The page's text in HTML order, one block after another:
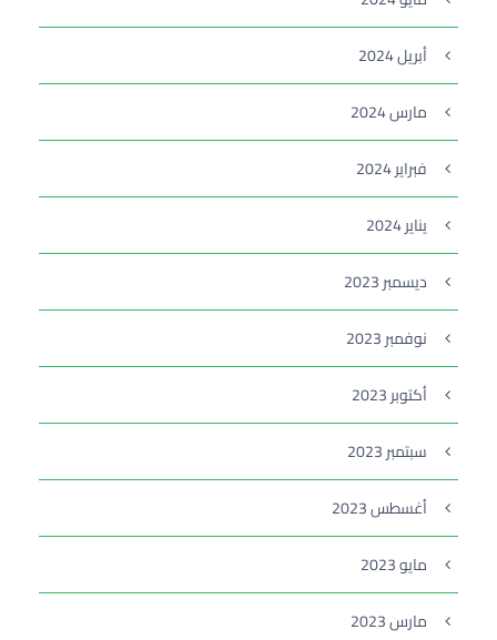
أبريل 2024
مارس 2024
فبراير 2024
يناير 2024
ديسمبر 2023
نوفمبر 2023
أكتوبر 2023
سبتمبر 2023
أغسطس 2023
مايو 2023
مارس 2023